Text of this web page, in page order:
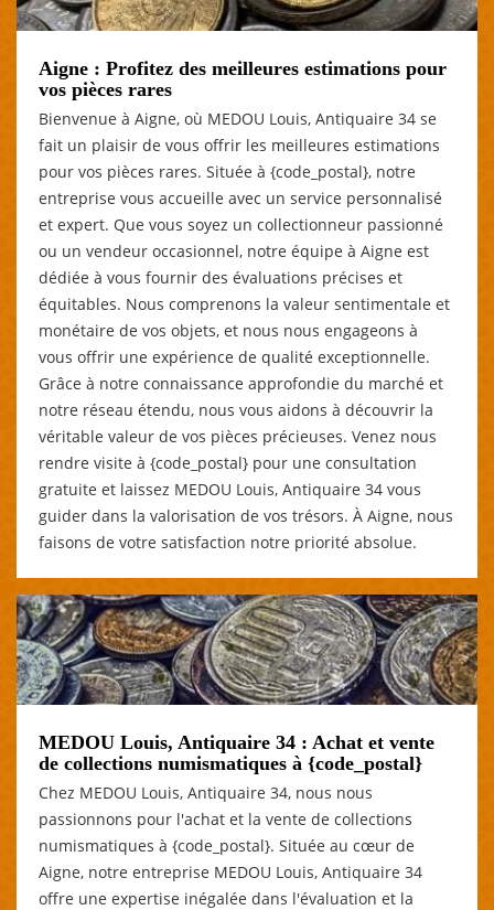
Aigne : Profitez des meilleures estimations pour
vos pièces rares
Bienvenue à Aigne, où MEDOU Louis, Antiquaire 34 se
fait un plaisir de vous offrir les meilleures estimations
pour vos pièces rares. Située à {code_postal}, notre
entreprise vous accueille avec un service personnalisé
et expert. Que vous soyez un collectionneur passionné
ou un vendeur occasionnel, notre équipe à Aigne est
dédiée à vous fournir des évaluations précises et
équitables. Nous comprenons la valeur sentimentale et
monétaire de vos objets, et nous nous engageons à
vous offrir une expérience de qualité exceptionnelle.
Grâce à notre connaissance approfondie du marché et
notre réseau étendu, nous vous aidons à découvrir la
véritable valeur de vos pièces précieuses. Venez nous
rendre visite à {code_postal} pour une consultation
gratuite et laissez MEDOU Louis, Antiquaire 34 vous
guider dans la valorisation de vos trésors. À Aigne, nous
faisons de votre satisfaction notre priorité absolue.
MEDOU Louis, Antiquaire 34 : Achat et vente
de collections numismatiques à {code_postal}
Chez MEDOU Louis, Antiquaire 34, nous nous
passionnons pour l'achat et la vente de collections
numismatiques à {code_postal}. Située au cœur de
Aigne, notre entreprise MEDOU Louis, Antiquaire 34
offre une expertise inégalée dans l'évaluation et la